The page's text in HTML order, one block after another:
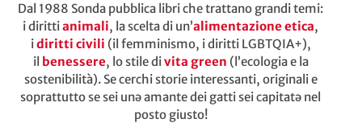
Dal 1988 Sonda pubblica libri che trattano grandi temi:
i dirittianimali, la scelta di un’alimentazione etica,
idiritti civili (il femminismo, i diritti LGBTQIA+),
il benessere, lo stile divita green (l’ecologia e la
sostenibilità). Se cerchi storie interessanti, originali e
soprattutto se sei unə amante dei gatti sei capitatə nel
posto giusto!